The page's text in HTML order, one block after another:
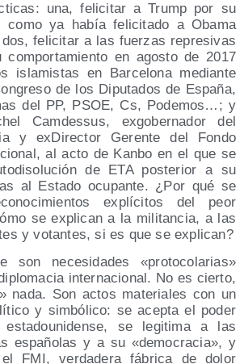
una, felicitar a Trump por su
como ya había felicitado a Obama
felicitar a las fuerzas represivas
comportamiento en agosto de 2017
islamistas en Barcelona mediante
de los Diputados de España,
del PP, PSOE, Cs, Podemos…; y
Camdessus, exgobernador del
y exDirector Gerente del Fondo
al acto de Kanbo en el que se
de ETA posterior a su
al Estado ocupante. ¿Por qué se
explícitos del peor
se explican a la militancia, a las
y votantes, si es que se explican?
son necesidades «protocolarias»
internacional. No es cierto,
nada. Son actos materiales con un
y simbólico: se acepta el poder
estadounidense, se legitima a las
españolas y a su «democracia», y
FMI, verdadera fábrica de dolor